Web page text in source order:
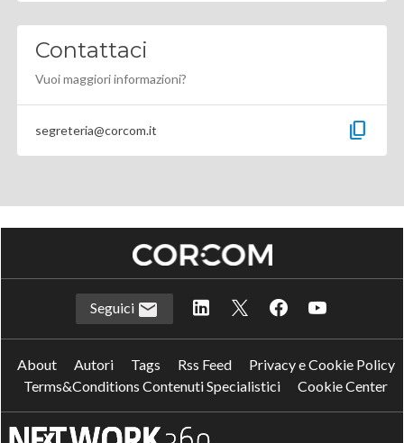
Contattaci
Vuoi maggiori informazioni?
segreteria@corcom.it content_copy
Seguici
About Autori Tags Rss Feed
Privacy e Cookie Policy
Terms&Conditions Contenuti Specialistici
Cookie Center